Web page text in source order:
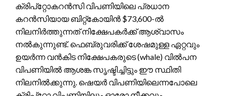
ക്രിപ്റ്റോകറൻസി വിപണിയിലെ പ്രധാന
കറൻസിയായ ബിറ്റ്കോയിൻ $73,600-ൽ
നിലനിർത്തുന്നത് നിക്ഷേപകർക്ക് ആശ്വാസം
നൽകുന്നുണ്ട്. ഫെബ്രുവരിക്ക് ശേഷമുള്ള ഏറ്റവും
ഉയർന്ന വൻകിട നിക്ഷേപകരുടെ (whale) വിൽപന
വിപണിയിൽ ആശങ്ക സൃഷ്ടിച്ചിട്ടും ഈ സ്ഥിതി
നിലനിൽക്കുന്നു. ഷെയർ വിപണിയിലെന്നപോലെ